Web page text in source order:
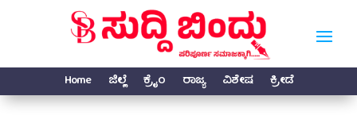
Home ಜಿಲ್ಲೆ ಕ್ರೈಂ ರಾಜ್ಯ ವಿಶೇಷ ಕ್ರೀಡೆ